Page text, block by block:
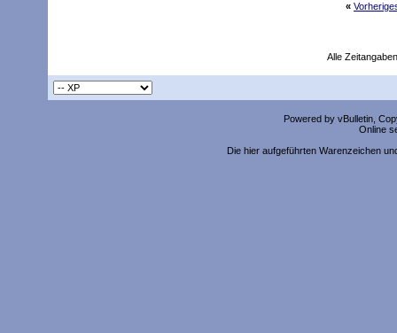
«
Alle
Powered by vBulletin,
Online
Die hier aufgeführten Warenzeichen